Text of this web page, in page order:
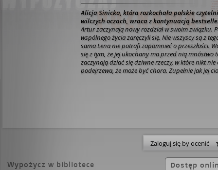
Alicja Sinicka, która rozkochała polskie
wilczych oczach, wraca z kontynuacją
Artur zaczynają nowy rozdział w swoim związku.
wspólnego życia zaręczyli się. Nie wszyscy są z
sama Lena nie potrafi zapomnieć o przeszłości.
się z tym, że jej ukochany ma przed nią mnóstwo
zaczynają dziać się dziwne rzeczy, w które nikt nie
podejrzewa, że może być chora. Zupełnie jak jej
z mężczyzną o wilczych oczach, popełnia wielki
Zaloguj się by ocenić
Wypożycz w bibliotece Dostęp